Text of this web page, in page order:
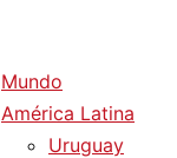
Mundo
América Latina
Uruguay